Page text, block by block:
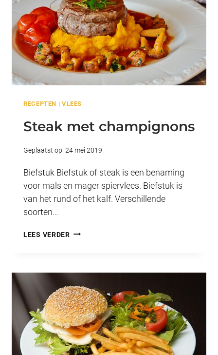
RECEPTEN | VLEES
Steak met champignons
Geplaatst op: 24 mei 2019
Biefstuk Biefstuk of steak is een benaming
voor mals en mager spiervlees. Biefstuk is
van het rund of het kalf. Verschillende
soorten…
LEES VERDERSTEAK